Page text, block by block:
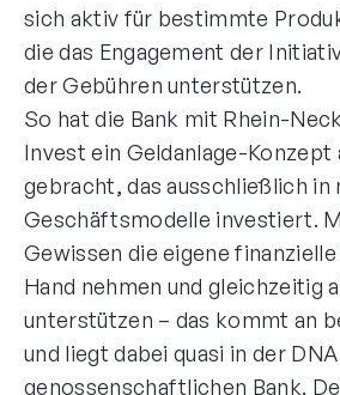
sich aktiv für bestimmte
die das Engagement der
der Gebühren unterstützen.
So hat die Bank mit Rhein-
Invest ein Geldanlage-Konzept
gebracht, das ausschließlich in
Geschäftsmodelle investiert.
Gewissen die eigene
Hand nehmen und gleichzeitig
unterstützen – das kommt an
und liegt dabei quasi in der
genossenschaftlichen Bank.